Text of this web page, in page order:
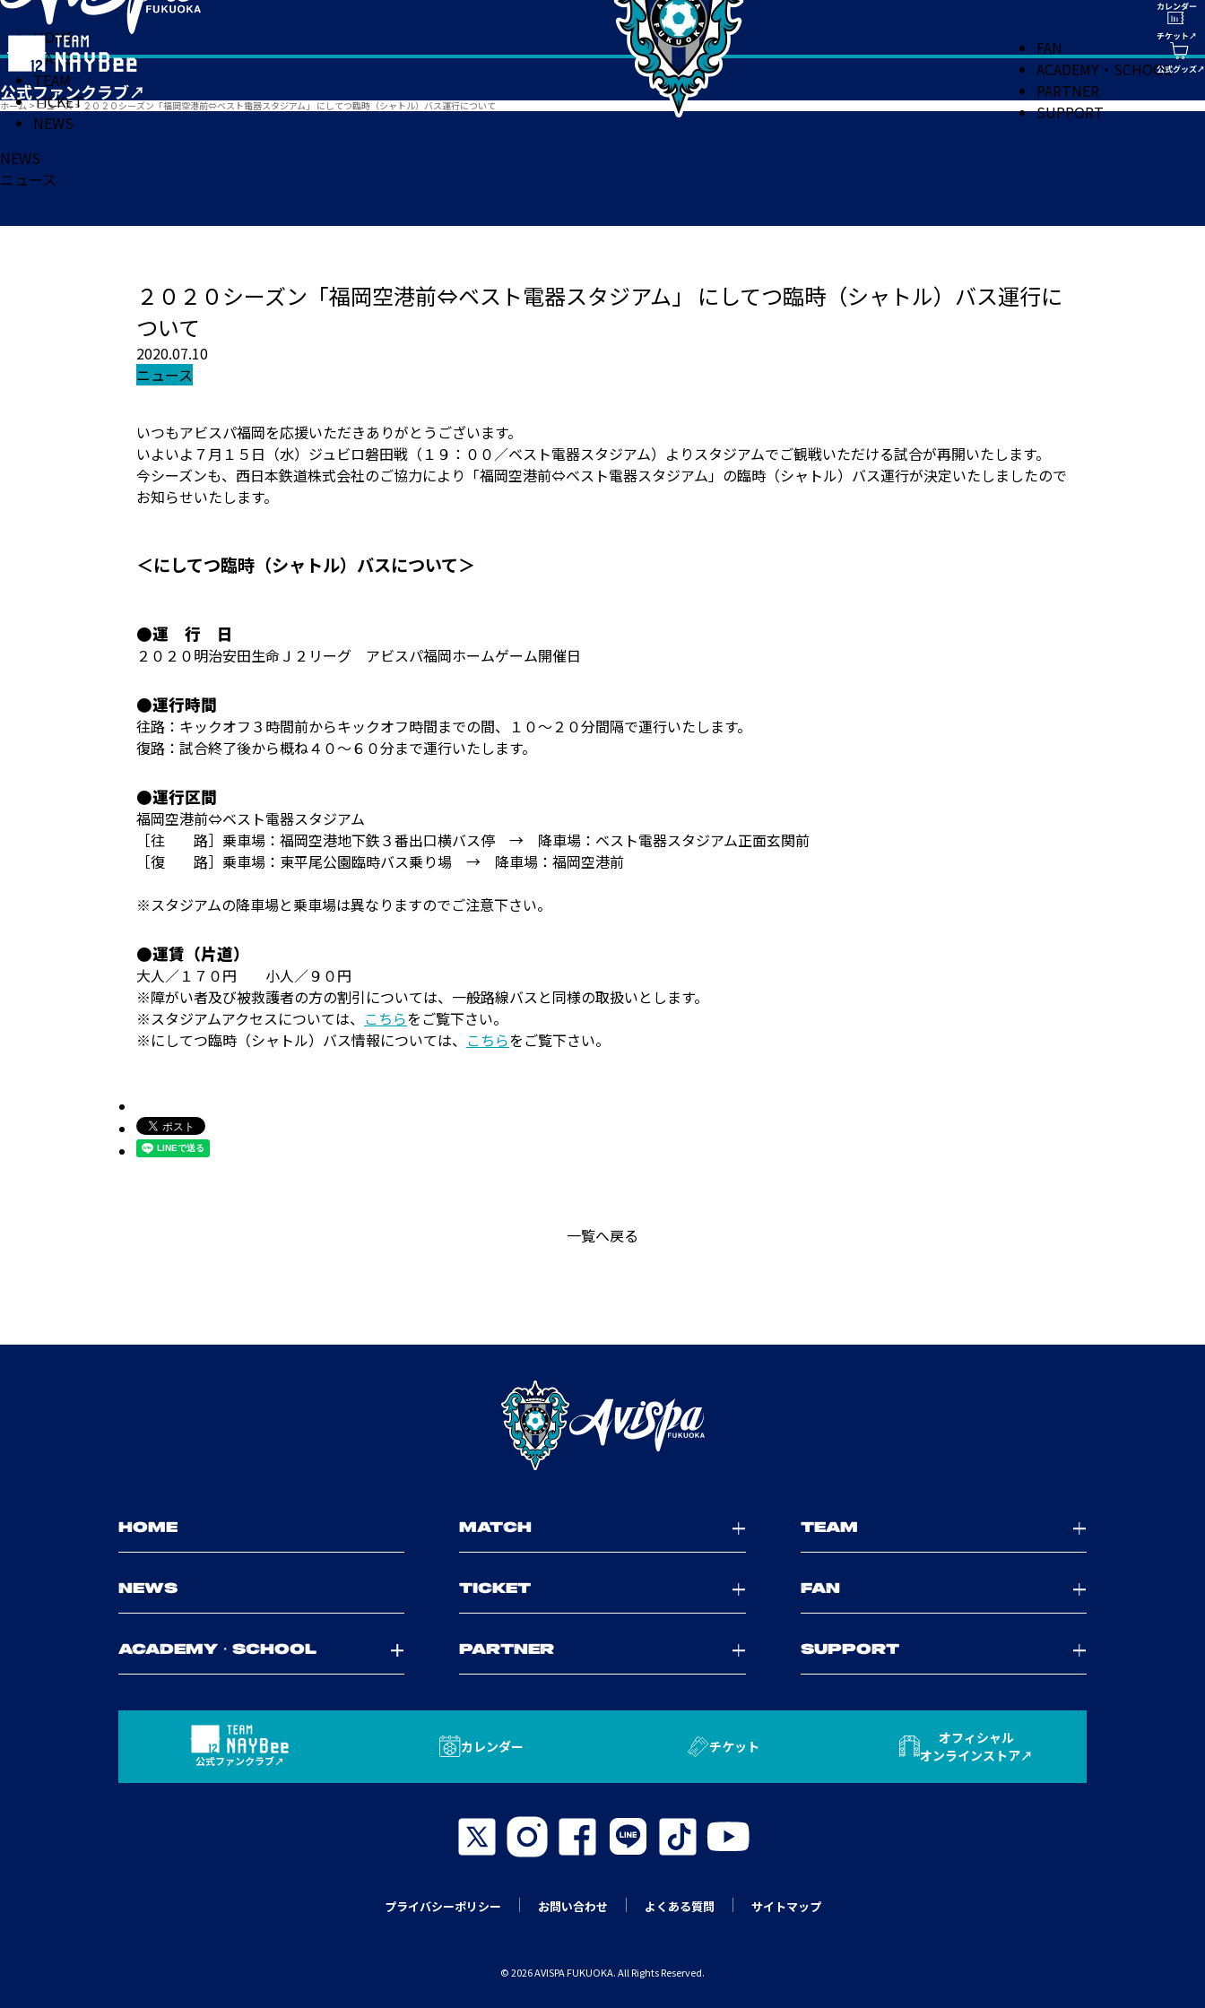
HOME
MATCH
TEAM
TICKET
NEWS
FAN
ACADEMY・SCHOOL
PARTNER
SUPPORT
ホーム > ニュース> ２０２０シーズン「福岡空港前⇔ベスト電器スタジアム」 にしてつ臨時（シャトル）バス運行について
NEWS
ニュース
２０２０シーズン「福岡空港前⇔ベスト電器スタジアム」 にしてつ臨時（シャトル）バス運行に
ついて
2020.07.10
ニュース
いつもアビスパ福岡を応援いただきありがとうございます。
いよいよ７月１５日（水）ジュビロ磐田戦（１９：００／ベスト電器スタジアム）よりスタジアムでご観戦いただける試合が再開いたします。
今シーズンも、西日本鉄道株式会社のご協力により「福岡空港前⇔ベスト電器スタジアム」の臨時（シャトル）バス運行が決定いたしましたので
お知らせいたします。
＜にしてつ臨時（シャトル）バスについて＞
●運 行 日
２０２０明治安田生命Ｊ２リーグ アビスパ福岡ホームゲーム開催日
●運行時間
往路：キックオフ３時間前からキックオフ時間までの間、１０～２０分間隔で運行いたします。
復路：試合終了後から概ね４０～６０分まで運行いたします。
●運行区間
福岡空港前⇔ベスト電器スタジアム
［往 路］乗車場：福岡空港地下鉄３番出口横バス停 → 降車場：ベスト電器スタジアム正面玄関前
［復 路］乗車場：東平尾公園臨時バス乗り場 → 降車場：福岡空港前
※スタジアムの降車場と乗車場は異なりますのでご注意下さい。
●運賃（片道）
大人／１７０円 小人／９０円
※障がい者及び被救護者の方の割引については、一般路線バスと同様の取扱いとします。
※スタジアムアクセスについては、 こちらをご覧下さい。
※にしてつ臨時（シャトル）バス情報については、 こちらをご覧下さい。
一覧へ戻る
HOME MATCH TEAM
NEWS TICKET FAN
ACADEMY・SCHOOL PARTNER SUPPORT
公式ファンクラブ
カレンダー チケット
オフィシャル
オンラインストア
プライバシーポリシー お問い合わせ よくある質問 サイトマップ
© 2026 AVISPA FUKUOKA. All Rights Reserved.